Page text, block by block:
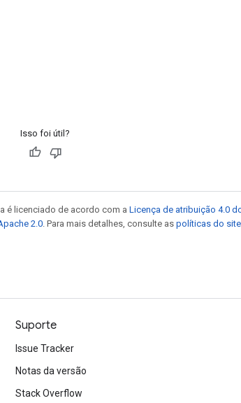
Isso foi útil?
é licenciado de acordo com a Licença de atribuição 4.0
2.0. Para mais detalhes, consulte as políticas do
Suporte
Issue Tracker
Notas da versão
Stack Overflow